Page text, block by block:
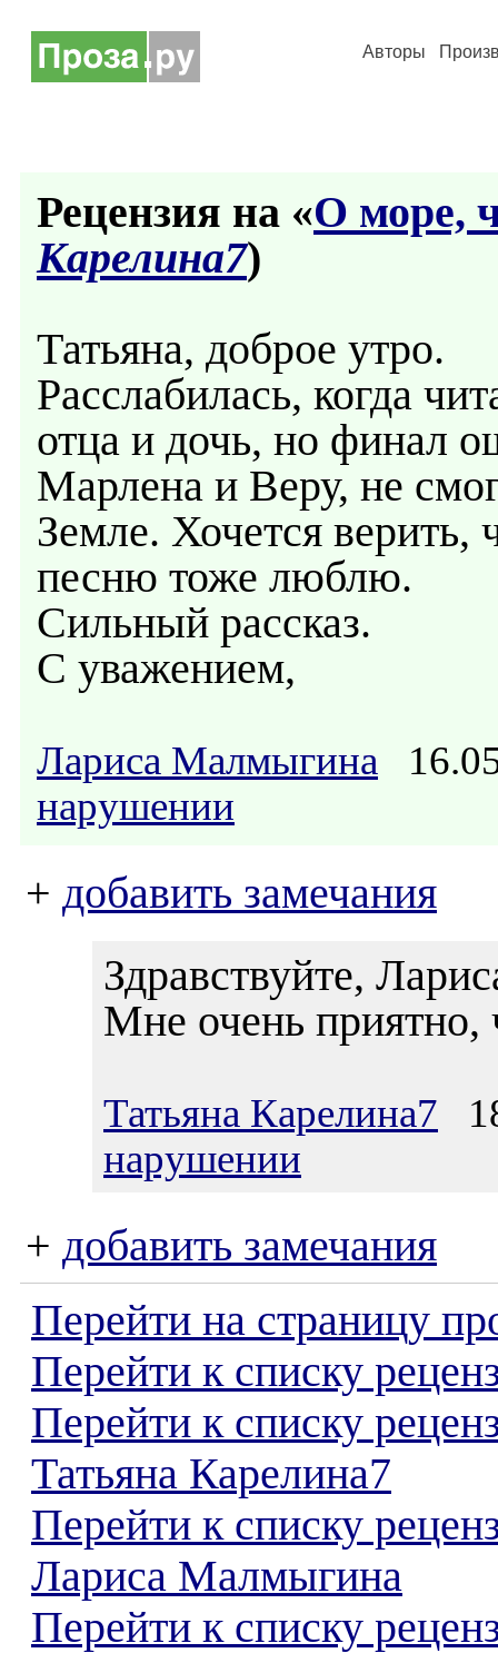
Авторы
Рецензия на «О море,
Карелина7)
Татьяна, доброе утро.
Расслабилась, когда
отца и дочь, но финал
Марлена и Веру, не
Земле. Хочется
песню тоже люблю.
Сильный рассказ.
С уважением,
Лариса Малмыгина
нарушении
+ добавить замечания
Здравствуйте,
Мне очень приятно,
Татьяна Карелина7
нарушении
+ добавить замечания
Перейти на страницу
Перейти к списку
Перейти к списку
Татьяна Карелина7
Перейти к списку
Лариса Малмыгина
Перейти к списку